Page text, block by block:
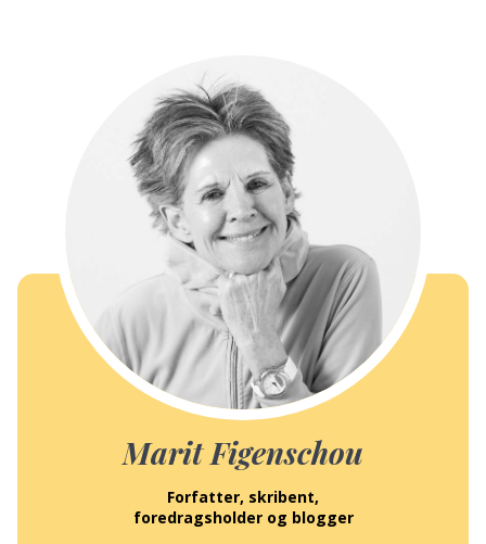
Marit Figenschou
Forfatter, skribent,
foredragsholder og blogger